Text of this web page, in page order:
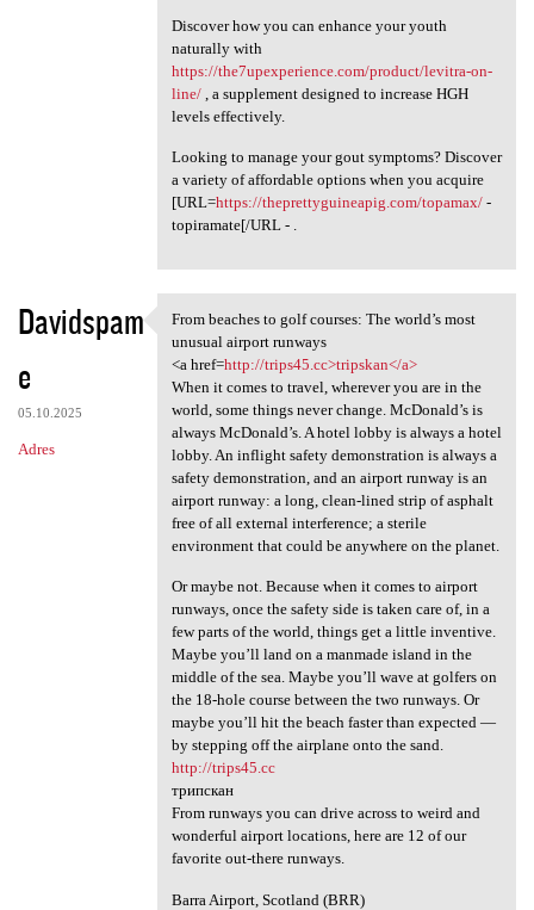
Discover how you can enhance your youth
naturally with
https://the7upexperience.com/product/levitra-on-
line/, a supplement designed to increase HGH
levels effectively.
Looking to manage your gout symptoms? Discover
a variety of affordable options when you acquire
[URL=https://theprettyguineapig.com/topamax/-
topiramate[/URL - .
Davidspam
e
05.10.2025
Adres
From beaches to golf courses:
From beaches to golf courses: The world’s most
unusual airport runways
<a href=http://trips45.cc>tripskan</a>
When it comes to travel, wherever you are in the
world, some things never change. McDonald’s is
always McDonald’s. A hotel lobby is always a hotel
lobby. An inflight safety demonstration is always a
safety demonstration, and an airport runway is an
airport runway: a long, clean-lined strip of asphalt
free of all external interference; a sterile
environment that could be anywhere on the planet.
Or maybe not. Because when it comes to airport
runways, once the safety side is taken care of, in a
few parts of the world, things get a little inventive.
Maybe you’ll land on a manmade island in the
middle of the sea. Maybe you’ll wave at golfers on
the 18-hole course between the two runways. Or
maybe you’ll hit the beach faster than expected —
by stepping off the airplane onto the sand.
http://trips45.cc
трипскан
From runways you can drive across to weird and
wonderful airport locations, here are 12 of our
favorite out-there runways.
Barra Airport, Scotland (BRR)